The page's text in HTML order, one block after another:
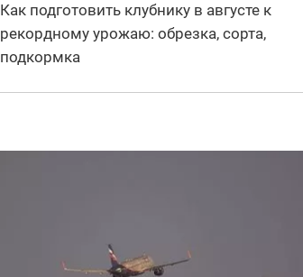
Как подготовить клубнику в августе к
рекордному урожаю: обрезка, сорта,
подкормка